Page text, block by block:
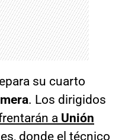
su cuarto
. Los dirigidos
a Unión
, donde el técnico